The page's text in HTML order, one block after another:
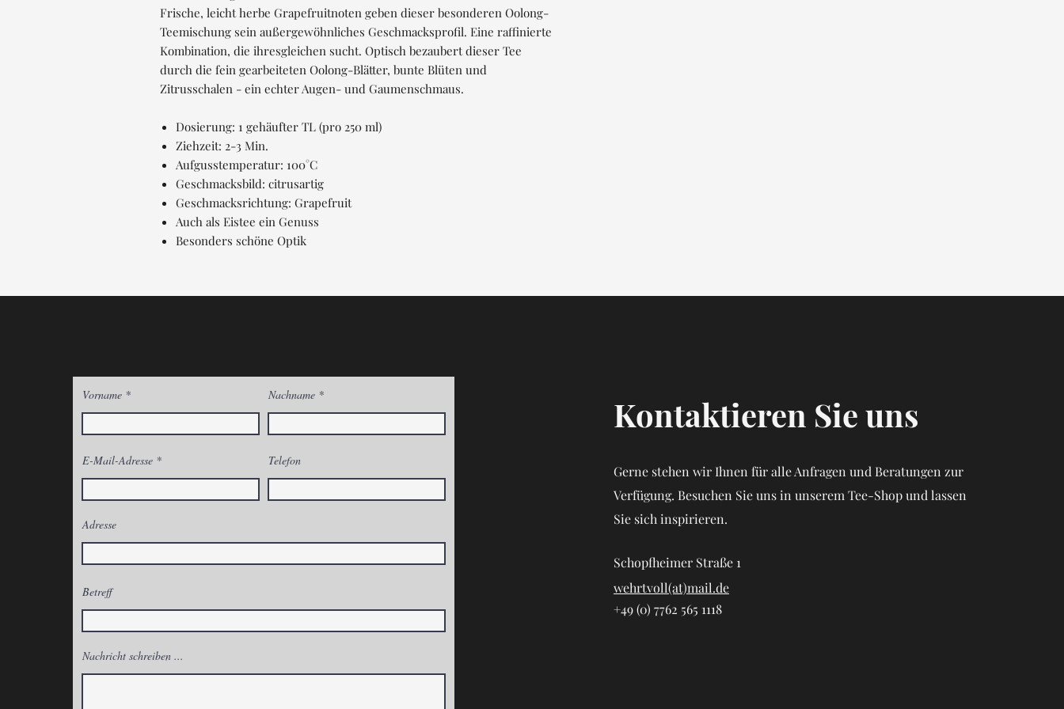
Frische, leicht herbe Grapefruitnoten geben dieser besonderen Oolong-
Teemischung sein außergewöhnliches Geschmacksprofil. Eine raffinierte
Kombination, die ihresgleichen sucht. Optisch bezaubert dieser Tee
durch die fein gearbeiteten Oolong-Blätter, bunte Blüten und
Zitrusschalen - ein echter Augen- und Gaumenschmaus.
Dosierung: 1 gehäufter TL (pro 250 ml)
Ziehzeit: 2-3 Min.
Aufgusstemperatur: 100°C
Geschmacksbild: citrusartig
Geschmacksrichtung: Grapefruit
Auch als Eistee ein Genuss
Besonders schöne Optik
Vorname Nachname
E-Mail-Adresse Telefon
Adresse
Betreff
Nachricht schreiben ...
Kontaktieren Sie uns
Gerne stehen wir Ihnen für alle Anfragen und Beratungen zur
Verfügung. Besuchen Sie uns in unserem Tee-Shop und lassen
Sie sich inspirieren.
Schopfheimer Straße 1
wehrtvoll(at)mail.de
+49 (0) 7762 565 1118